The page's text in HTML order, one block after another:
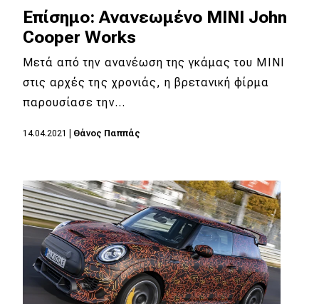
Νέα
Παρουσιάσεις
DRIVE Away
MOTO
Οδηγός αγοράς
Συμβουλές
Χρηστικά
Επίσημο: Ανανεωμένο MINI John
Cooper Works
Μετά από την ανανέωση της γκάμας του MINI
στις αρχές της χρονιάς, η βρετανική φίρμα
παρουσίασε την…
14.04.2021 Θάνος Παππάς